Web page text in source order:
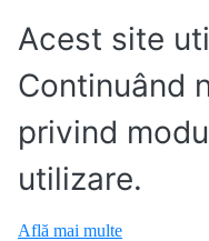
Acest site
Continuând
privind
utilizare.
Află mai multe